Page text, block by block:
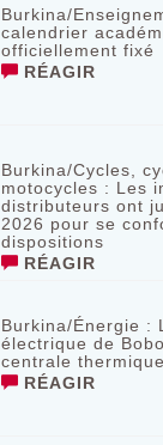
Burkina/
calendrier
officiellement fixé
RÉAGIR
Burkina/Cycles,
motocycles : Les
distributeurs ont
2026 pour se
dispositions
RÉAGIR
Burkina/Énergie :
électrique de
centrale
RÉAGIR